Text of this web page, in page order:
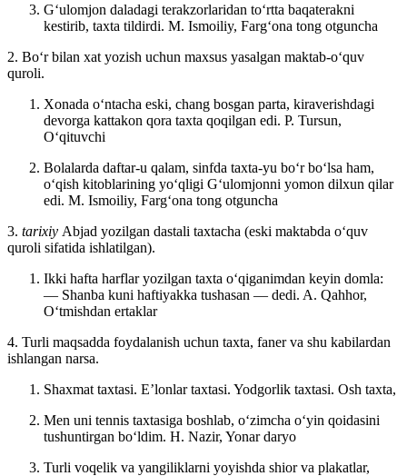
Gʻulomjon daladagi terakzorlaridan toʻrtta baqaterakni
kestirib, taxta tildirdi. M. Ismoiliy, Fargʻona tong otguncha
2. Boʻr bilan xat yozish uchun maxsus yasalgan maktab-oʻquv
quroli.
Xonada oʻntacha eski, chang bosgan parta, kiraverishdagi
devorga kattakon qora taxta qoqilgan edi. P. Tursun,
Oʻqituvchi
Bolalarda daftar-u qalam, sinfda taxta-yu boʻr boʻlsa ham,
oʻqish kitoblarining yoʻqligi Gʻulomjonni yomon dilxun qilar
edi. M. Ismoiliy, Fargʻona tong otguncha
3. tarixiy Abjad yozilgan dastali taxtacha (eski maktabda oʻquv
quroli sifatida ishlatilgan).
Ikki hafta harflar yozilgan taxta oʻqiganimdan keyin domla:
— Shanba kuni haftiyakka tushasan — dedi. A. Qahhor,
Oʻtmishdan ertaklar
4. Turli maqsadda foydalanish uchun taxta, faner va shu kabilardan
ishlangan narsa.
Shaxmat taxtasi. Eʼlonlar taxtasi. Yodgorlik taxtasi. Osh taxta,
Men uni tennis taxtasiga boshlab, oʻzimcha oʻyin qoidasini
tushuntirgan boʻldim. H. Nazir, Yonar daryo
Turli voqelik va yangiliklarni yoyishda shior va plakatlar,